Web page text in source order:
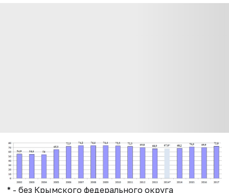
* - без Крымского федерального округа